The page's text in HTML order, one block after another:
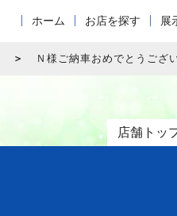
ホーム お店を探す 展
Ｎ様ご納車おめでとうござ
店舗トッ